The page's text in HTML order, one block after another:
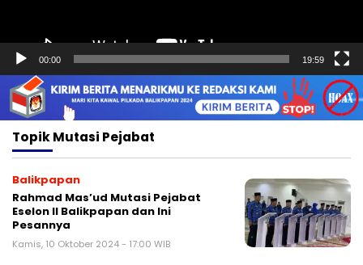
00:00 19:59
TopikMutasi Pejabat
Balikpapan
Rahmad Mas’ud Mutasi Pejabat
Eselon II Balikpapan dan Ini
Pesannya
Kamis, 10 Oktober 2024 - 17:00 WIB